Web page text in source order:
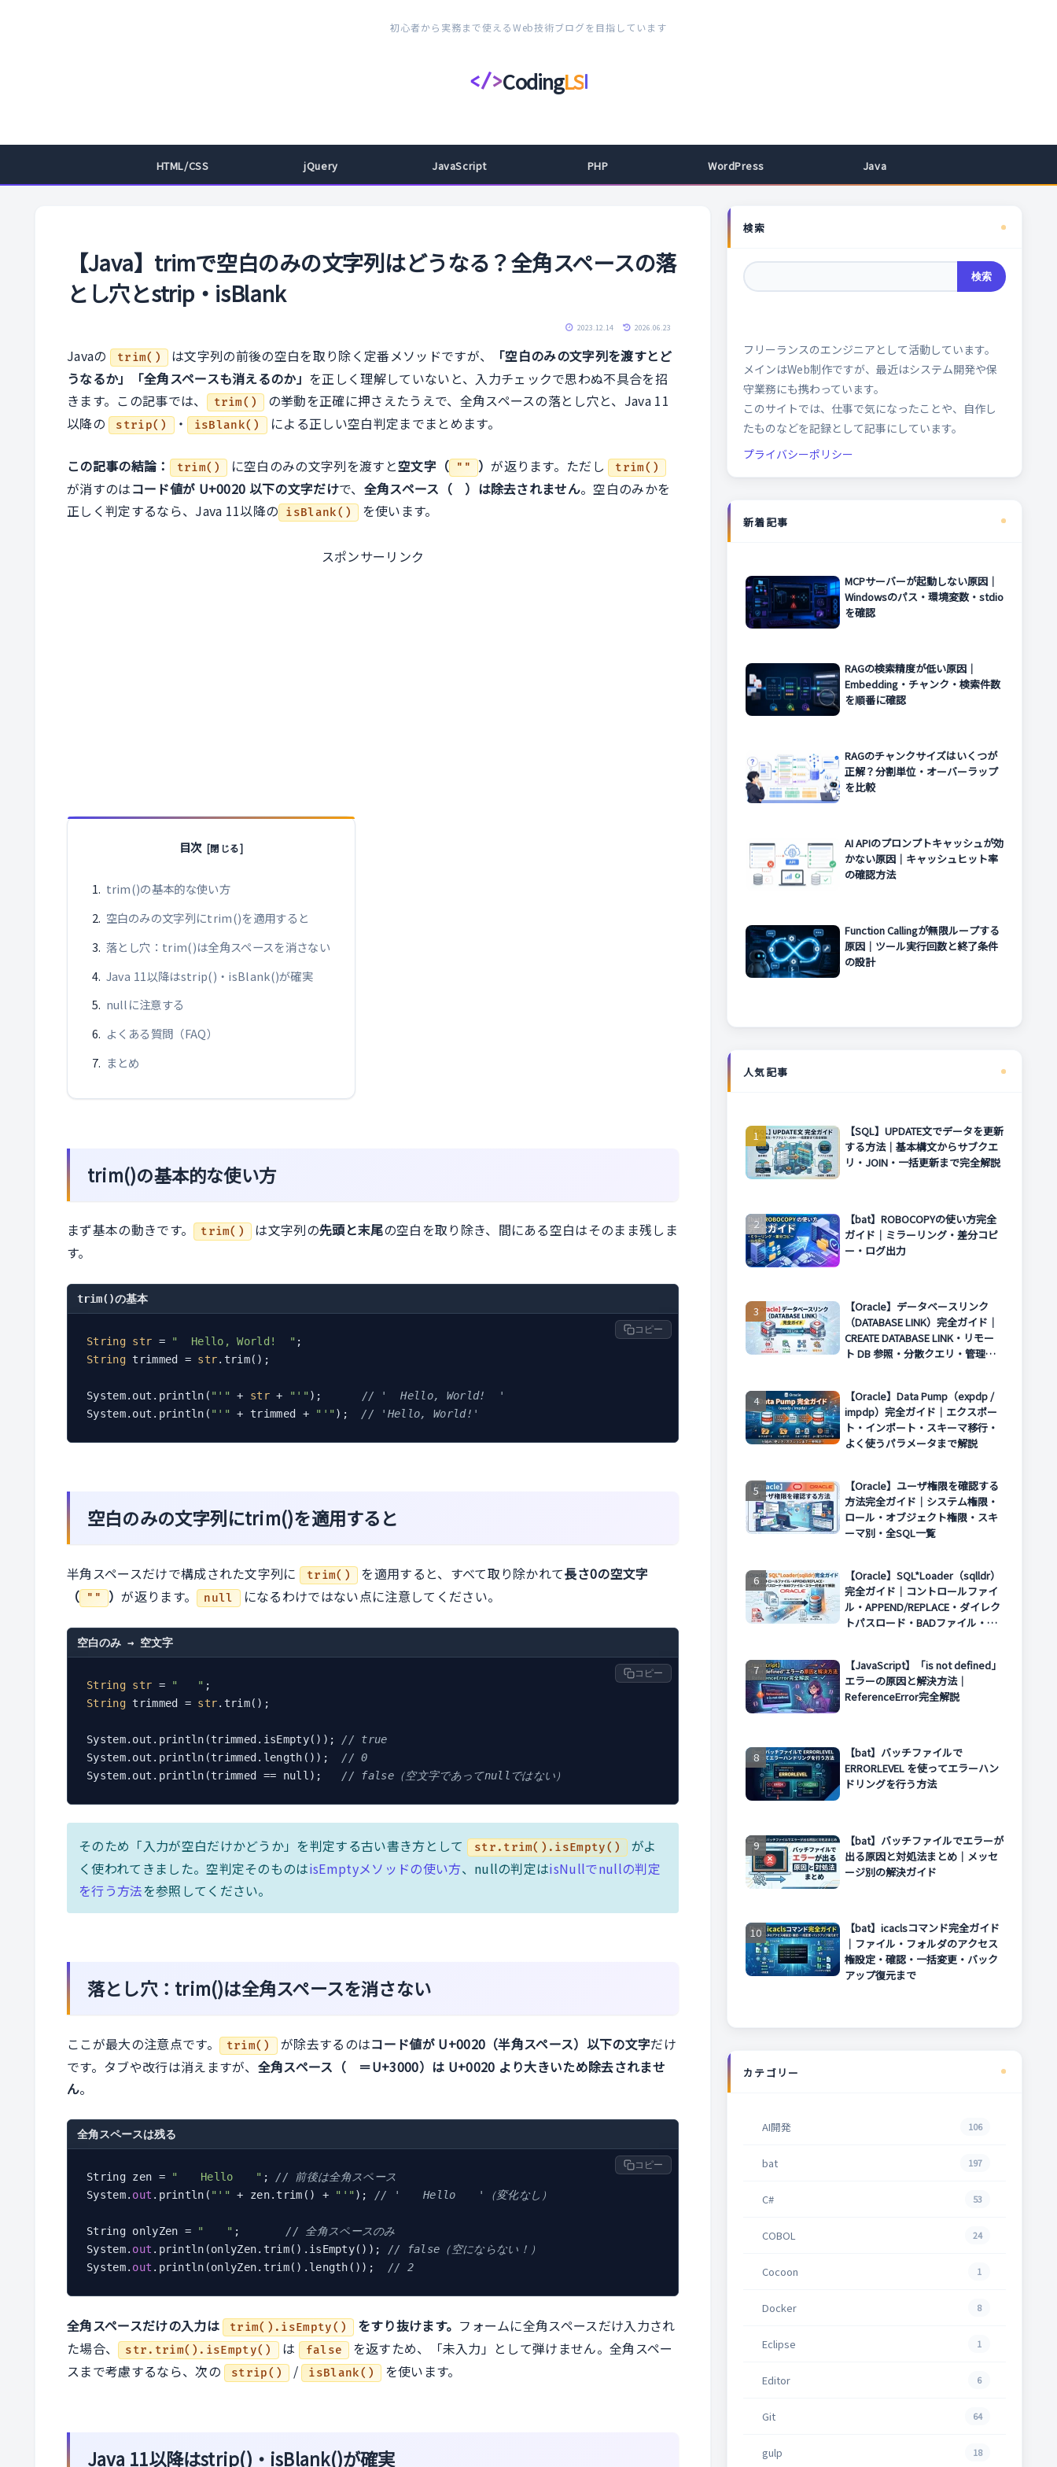
初心者から実務まで使えるWeb技術ブログを目指しています
</>CodingLS
コ
ィ
フ
ル
HTML/CSS jQuery JavaScript PHP WordPress Java
【Java】trimで空白のみの文字列はどうなる？全角スペースの落
とし穴とstrip・isBlank
2023.12.14 2026.06.23
Javaの trim() は文字列の前後の空白を取り除く定番メソッドですが、
「空白のみの文字列を渡すとど
うなるか」「全角スペースも消えるのか」 を正しく理解していないと、入力チェックで思わぬ不具合を招
きます。この記事では、
trim()
の挙動を正確に押さえたうえで、全角スペースの落とし穴と、Java 11
以降の strip() ・ isBlank() による正しい空白判定までまとめます。
この記事の結論： trim() に空白のみの文字列を渡すと空文字（ "" ）が返ります。ただし trim()
が消すのはコード値が U+0020 以下の文字だけで、 全角スペース（ ）は除去されません。空白のみかを
正しく判定するなら、Java 11以降の isBlank() を使います。
スポンサーリンク
目次
trim()の基本的な使い方
空白のみの文字列にtrim()を適用すると
落とし穴：trim()は全角スペースを消さない
Java 11以降はstrip()・isBlank()が確実
nullに注意する
よくある質問（FAQ）
まとめ
trim()の基本的な使い方
まず基本の動きです。 trim() は文字列の先頭と末尾の空白を取り除き、間にある空白はそのまま残しま
す。
trim()の基本
String str = "  Hello, World!  "
String trimmed = str.trim();
System.out.println( "'" + str + "'" ); // '  Hello, World!  '
System.out.println( "'" + trimmed + "'" ); // 'Hello, World!'
コピー
空白のみの文字列にtrim()を適用すると
半角スペースだけで構成された文字列に trim() を適用すると、すべて取り除かれて長さ0の空文字
（
"" ）が返ります。 null になるわけではない点に注意してください。
空白のみ → 空文字
String str = "   "
String trimmed = str.trim();
System.out.println(trimmed.isEmpty()); // true
System.out.println(trimmed.length()); // 0
System.out.println(trimmed == null); // false（空文字であってnullではない）
コピー
そのため「入力が空白だけかどうか」を判定する古い書き方として str.trim().isEmpty()
がよ
く使われてきました。空判定そのものはisEmptyメソッドの使い方、nullの判定はisNullでnullの判定
を行う方法を参照してください。
落とし穴：trim()は全角スペースを消さない
ここが最大の注意点です。 trim() が除去するのはコード値が U+0020（半角スペース）以下の文字だけ
です。タブや改行は消えますが、 全角スペース（ ＝U+3000）は U+0020 より大きいため除去されませ
ん。
全角スペースは残る
String zen = "　　Hello　　" ; // 前後は全角スペース
System. out .println( "'" + zen.trim() + "'" ); // '　　Hello　　'（変化なし）
String onlyZen = "　　" ; // 全角スペースのみ
System. out .println(onlyZen.trim().isEmpty()); // false（空にならない！）
System. out .println(onlyZen.trim().length()); // 2
コピー
全角スペースだけの入力は trim().isEmpty() をすり抜けます。 フォームに全角スペースだけ入力され
た場合、 str.trim().isEmpty() は false
を返すため、「未入力」として弾けません。全角スペー
スまで考慮するなら、次の strip() / isBlank() を使います。
Java 11以降はstrip()・isBlank()が確実
検索
検索
フリーランスのエンジニアとして活動しています。
メインはWeb制作ですが、最近はシステム開発や保
守業務にも携わっています。
このサイトでは、仕事で気になったことや、自作し
たものなどを記録として記事にしています。
プライバシーポリシー
新着記事
MCPサーバーが起動しない原因｜
Windowsのパス・環境変数・stdio
を確認
RAGの検索精度が低い原因｜
Embedding・チャンク・検索件数
を順番に確認
RAGのチャンクサイズはいくつが
正解？分割単位・オーバーラップ
を比較
AI APIのプロンプトキャッシュが効
かない原因｜キャッシュヒット率
の確認方法
Function Callingが無限ループする
原因｜ツール実行回数と終了条件
の設計
人気記事
【SQL】UPDATE文でデータを更新
する方法｜基本構文からサブクエ
リ・JOIN・一括更新まで完全解説
【bat】ROBOCOPYの使い方完全
ガイド｜ミラーリング・差分コピ
ー・ログ出力
【Oracle】データベースリンク
（DATABASE LINK）完全ガイド｜
CREATE DATABASE LINK・リモー
ト DB 参照・分散クエリ・管理方
【Oracle】Data Pump（expdp /
impdp）完全ガイド｜エクスポー
ト・インポート・スキーマ移行・
よく使うパラメータまで解説
【Oracle】ユーザ権限を確認する
方法完全ガイド｜システム権限・
ロール・オブジェクト権限・スキ
ーマ別・全SQL一覧
【Oracle】SQL*Loader（sqlldr）
完全ガイド｜コントロールファイ
ル・APPEND/REPLACE・ダイレク
トパスロード・BADファイル・エ
【JavaScript】「is not defined」
エラーの原因と解決方法｜
ReferenceError完全解説
【bat】バッチファイルで
ERRORLEVEL を使ってエラーハン
ドリングを行う方法
【bat】バッチファイルでエラーが
出る原因と対処法まとめ｜メッセ
ージ別の解決ガイド
【bat】icaclsコマンド完全ガイド
｜ファイル・フォルダのアクセス
権設定・確認・一括変更・バック
アップ復元まで
カテゴリー
AI開発 106
bat 197
C# 53
COBOL 24
Cocoon 1
Docker 8
Eclipse 1
Editor 6
Git 64
gulp 18